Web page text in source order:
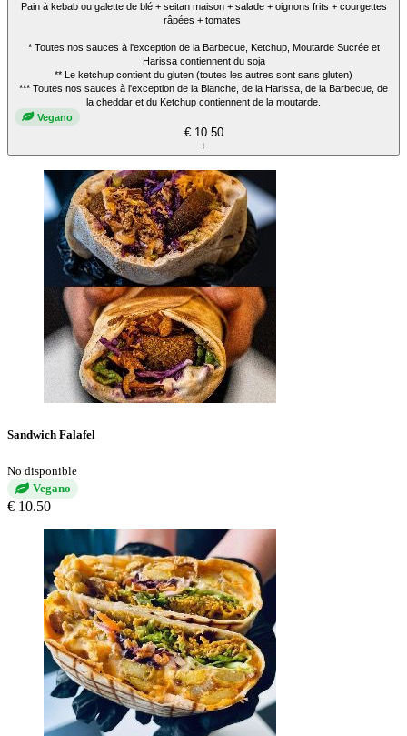
Pain à kebab ou galette de blé + seitan maison + salade + oignons frits + courgettes
râpées + tomates
* Toutes nos sauces à l'exception de la Barbecue, Ketchup, Moutarde Sucrée et
Harissa contiennent du soja
** Le ketchup contient du gluten (toutes les autres sont sans gluten)
*** Toutes nos sauces à l'exception de la Blanche, de la Harissa, de la Barbecue, de
la cheddar et du Ketchup contiennent de la moutarde.
Vegano
€ 10.50
+
Sandwich Falafel
No disponible
Vegano
€ 10.50